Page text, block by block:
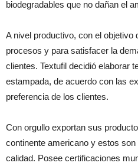
biodegradables que no dañan el
A nivel productivo, con el objetivo
procesos y para satisfacer la
clientes. Textufil decidió elaborar
estampada, de acuerdo con las
preferencia de los clientes.
Con orgullo exportan sus
continente americano y estos
calidad. Posee certificaciones